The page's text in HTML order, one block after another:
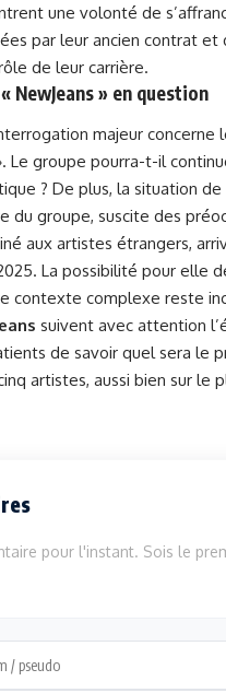
une volonté de
par leur ancien contrat et
de leur carrière.
NewJeans » en question
majeur concerne
Le groupe pourra-t-il
? De plus, la situation de
du groupe, suscite des
aux artistes étrangers,
La possibilité pour elle
contexte complexe reste
suivent avec attention
de savoir quel sera le
artistes, aussi bien sur le
pour l'instant. Sois le